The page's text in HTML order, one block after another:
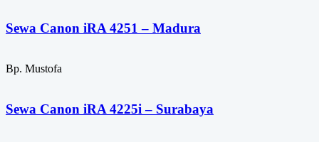
Sewa Canon iRA 4251 – Madura
Bp. Mustofa
Sewa Canon iRA 4225i – Surabaya